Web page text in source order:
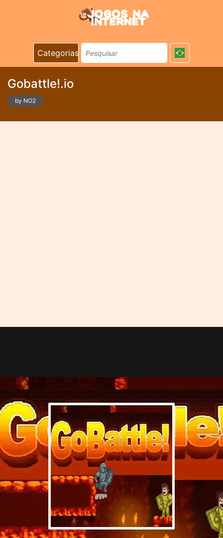
Categorias
Gobattle!.io
by NO2